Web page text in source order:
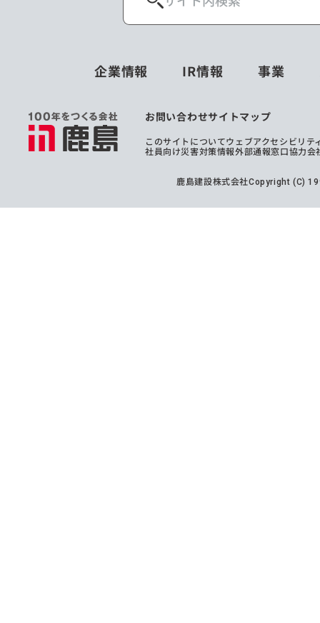
企業情報 IR情報 事業
お問い合わせサイトマップ
このサイトについてウェブアクセシビリテ
社員向け災害対策情報外部通報窓口協力会
鹿島建設株式会社Copyright (C)